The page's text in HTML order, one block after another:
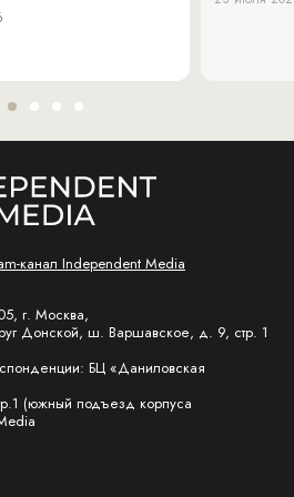
канал Independent Media
г. Москва,
Донской, ш. Варшавское, д. 9, стр. 1
БЦ «Даниловская
(южный подъезд корпуса